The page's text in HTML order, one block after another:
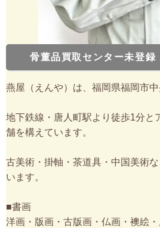
骨董品買取センター未登録
燕屋（えんや）は、福岡県福岡市中
地下鉄線・唐人町駅より徒歩1分と
舗を構えています。
古美術・掛軸・茶道具・中国美術
います。
■書画
洋画・版画・古版画・仏画・襖絵